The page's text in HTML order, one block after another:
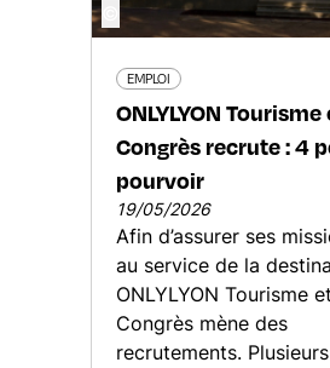
EMPLOI
ONLYLYON Tourisme
Congrès recrute : 4
pourvoir
19/05/2026
Afin d’assurer ses
au service de la
ONLYLYON Tourisme et
Congrès mène des
recrutements. Plusieurs
©